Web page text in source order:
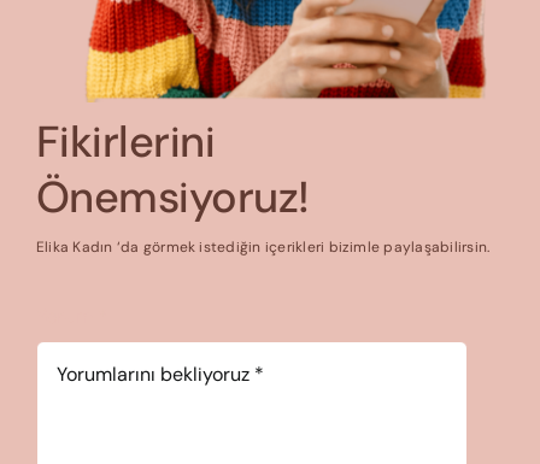
Fikirlerini
Önemsiyoruz!
Elika Kadın ‘da görmek istediğin içerikleri bizimle paylaşabilirsin.